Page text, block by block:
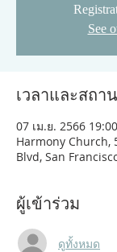
See
เวลาและสถา
07 เม.ย. 2566 19:00
Harmony Church,
Blvd, San
ผู้เข้าร่วม
ดูทั้งหมด